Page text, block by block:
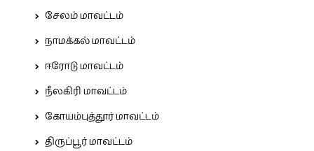
சேலம் மாவட்டம்
நாமக்கல் மாவட்டம்
ஈரோடு மாவட்டம்
நீலகிரி மாவட்டம்
கோயம்புத்தூர் மாவட்டம்
திருப்பூர் மாவட்டம்